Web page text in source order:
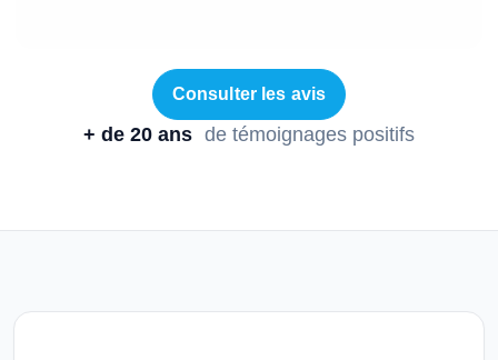
Consulter les avis
+ de 20 ans de témoignages positifs